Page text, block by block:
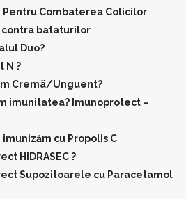
Pentru Combaterea Colicilor
contra bataturilor
Duo?
N ?
Cremã/Unguent?
imunitatea? Imunoprotect –
imunizăm cu Propolis C
HIDRASEC ?
Supozitoarele cu Paracetamol